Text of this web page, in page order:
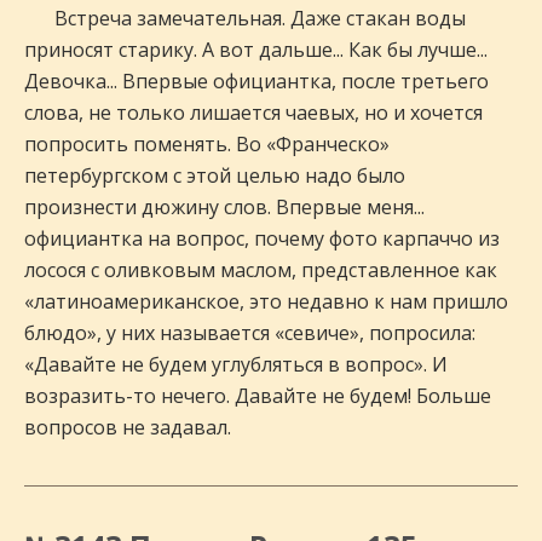
Встреча замечательная. Даже стакан воды
приносят старику. А вот дальше... Как бы лучше...
Девочка... Впервые официантка, после третьего
слова, не только лишается чаевых, но и хочется
попросить поменять. Во «Франческо»
петербургском с этой целью надо было
произнести дюжину слов. Впервые меня...
официантка на вопрос, почему фото карпаччо из
лосося с оливковым маслом, представленное как
«латиноамериканское, это недавно к нам пришло
блюдо», у них называется «севиче», попросила:
«Давайте не будем углубляться в вопрос». И
возразить-то нечего. Давайте не будем! Больше
вопросов не задавал.